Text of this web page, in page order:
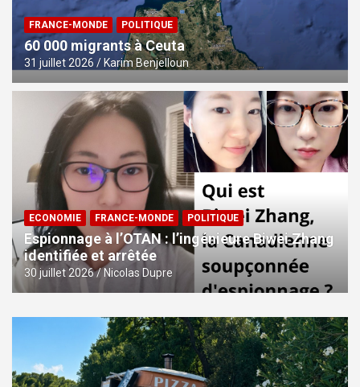
FRANCE-MONDE POLITIQUE
60 000 migrants à Ceuta
31 juillet 2026 Karim Benjelloun
ECONOMIE FRANCE-MONDE POLITIQUE
Espionnage à l’OTAN : l’ingénieure Biwei Zhang
identifiée et arrêtée
30 juillet 2026 Nicolas Dupre